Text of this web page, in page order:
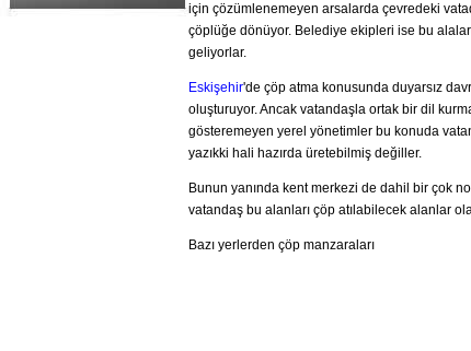
için çözümlenemeyen arsalarda çevredeki
çöplüğe dönüyor. Belediye ekipleri ise bu
geliyorlar.
Eskişehir'de çöp atma konusunda duyarsız
oluşturuyor. Ancak vatandaşla ortak bir dil
gösteremeyen yerel yönetimler bu konuda
yazıkki hali hazırda üretebilmiş değiller.
Bunun yanında kent merkezi de dahil bir çok
vatandaş bu alanları çöp atılabilecek alanlar
Bazı yerlerden çöp manzaraları